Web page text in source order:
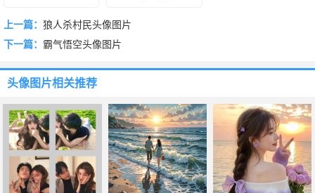
上一篇： 狼人杀村民头像图片
下一篇： 霸气悟空头像图片
头像图片相关推荐